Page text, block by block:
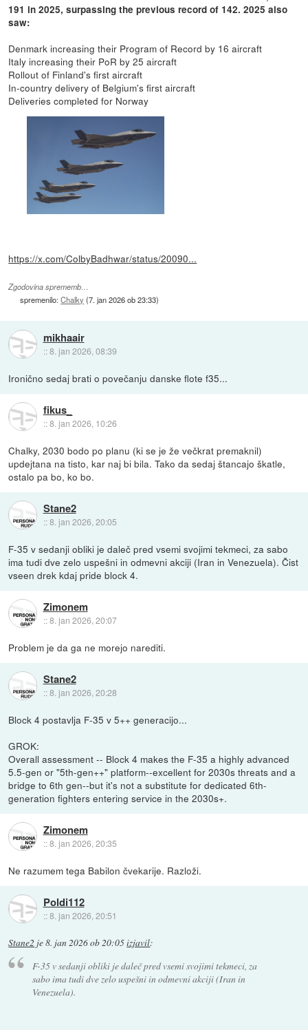
191 in 2025, surpassing the previous record of 142. 2025 also
saw:
Denmark increasing their Program of Record by 16 aircraft
Italy increasing their PoR by 25 aircraft
Rollout of Finland's first aircraft
In-country delivery of Belgium's first aircraft
Deliveries completed for Norway
https://x.com/ColbyBadhwar/status/20090...
Zgodovina sprememb…
spremenilo:Chalky (7. jan 2026 ob 23:33)
mikhaair
::8. jan 2026, 08:39
Ironično sedaj brati o povečanju danske flote f35...
fikus_
::8. jan 2026, 10:26
Chalky, 2030 bodo po planu (ki se je že večkrat premaknil)
updejtana na tisto, kar naj bi bila. Tako da sedaj štancajo škatle,
ostalo pa bo, ko bo.
Stane2
::8. jan 2026, 20:05
F-35 v sedanji obliki je daleč pred vsemi svojimi tekmeci, za sabo
ima tudi dve zelo uspešni in odmevni akciji (Iran in Venezuela). Čist
vseen drek kdaj pride block 4.
Zimonem
::8. jan 2026, 20:07
Problem je da ga ne morejo narediti.
Stane2
::8. jan 2026, 20:28
Block 4 postavlja F-35 v 5++ generacijo...
GROK:
Overall assessment -- Block 4 makes the F-35 a highly advanced
5.5-gen or "5th-gen++" platform--excellent for 2030s threats and a
bridge to 6th gen--but it's not a substitute for dedicated 6th-
generation fighters entering service in the 2030s+.
Zimonem
::8. jan 2026, 20:35
Ne razumem tega Babilon čvekarije. Razloži.
Poldi112
::8. jan 2026, 20:51
Stane2 je8. jan 2026 ob 20:05izjavil:
F-35 v sedanji obliki je daleč pred vsemi svojimi tekmeci, za
sabo ima tudi dve zelo uspešni in odmevni akciji (Iran in
Venezuela).